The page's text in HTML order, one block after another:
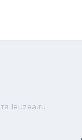
leuzea.ru